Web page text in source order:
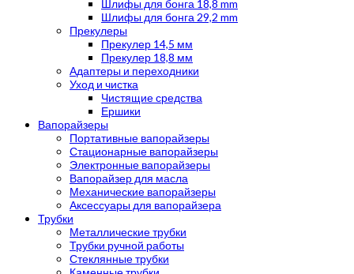
Шлифы для бонга 18,8 mm
Шлифы для бонга 29,2 mm
Прекулеры
Прекулер 14,5 мм
Прекулер 18,8 мм
Адаптеры и переходники
Уход и чистка
Чистящие средства
Ершики
Вапорайзеры
Портативные вапорайзеры
Стационарные вапорайзеры
Электронные вапорайзеры
Вапорайзер для масла
Механические вапорайзеры
Аксессуары для вапорайзера
Трубки
Металлические трубки
Трубки ручной работы
Стеклянные трубки